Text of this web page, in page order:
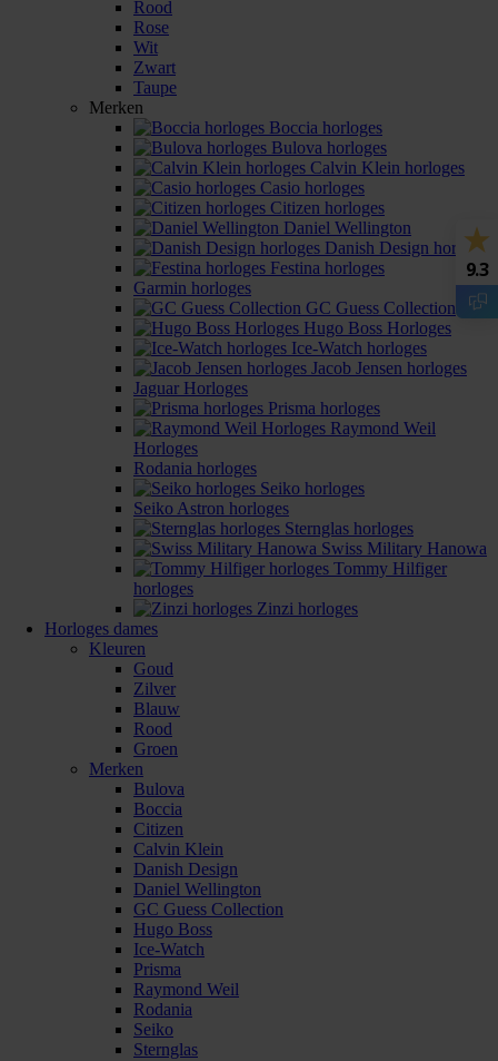
Rood
Rose
Wit
Zwart
Taupe
Merken
Boccia horloges
Bulova horloges
Calvin Klein horloges
Casio horloges
Citizen horloges
Daniel Wellington
Danish Design horloges
Festina horloges
Garmin horloges
GC Guess Collection
Hugo Boss Horloges
Ice-Watch horloges
Jacob Jensen horloges
Jaguar Horloges
Prisma horloges
Raymond Weil
Horloges
Rodania horloges
Seiko horloges
Seiko Astron horloges
Sternglas horloges
Swiss Military Hanowa
Tommy Hilfiger
horloges
Zinzi horloges
Horloges dames
Kleuren
Goud
Zilver
Blauw
Rood
Groen
Merken
Bulova
Boccia
Citizen
Calvin Klein
Danish Design
Daniel Wellington
GC Guess Collection
Hugo Boss
Ice-Watch
Prisma
Raymond Weil
Rodania
Seiko
Sternglas
9.3